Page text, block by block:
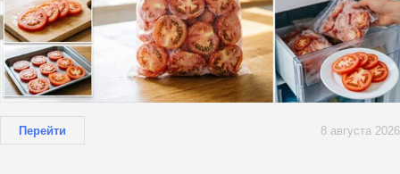
Перейти 8 августа 2026